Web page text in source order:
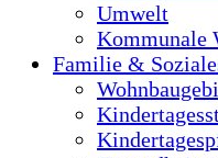
Umwelt
Kommunale
Familie &